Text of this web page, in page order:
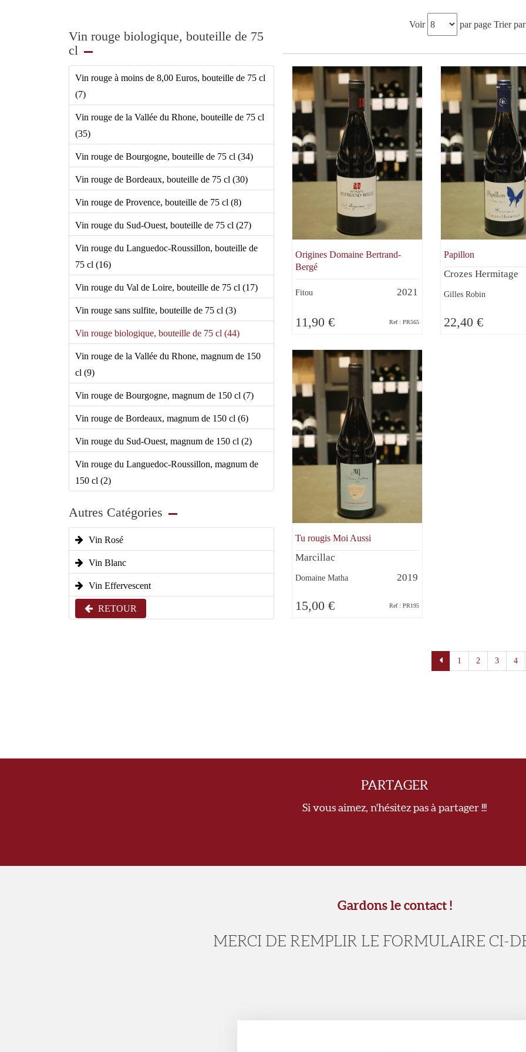
Vin rouge biologique, bouteille de 75
cl
Vin rouge à moins de 8,00 Euros, bouteille de 75 cl
(7)
Vin rouge de la Vallée du Rhone, bouteille de 75 cl
(35)
Vin rouge de Bourgogne, bouteille de 75 cl (34)
Vin rouge de Bordeaux, bouteille de 75 cl (30)
Vin rouge de Provence, bouteille de 75 cl (8)
Vin rouge du Sud-Ouest, bouteille de 75 cl (27)
Vin rouge du Languedoc-Roussillon, bouteille de
75 cl (16)
Vin rouge du Val de Loire, bouteille de 75 cl (17)
Vin rouge sans sulfite, bouteille de 75 cl (3)
Vin rouge biologique, bouteille de 75 cl (44)
Vin rouge de la Vallée du Rhone, magnum de 150
cl (9)
Vin rouge de Bourgogne, magnum de 150 cl (7)
Vin rouge de Bordeaux, magnum de 150 cl (6)
Vin rouge du Sud-Ouest, magnum de 150 cl (2)
Vin rouge du Languedoc-Roussillon, magnum de
150 cl (2)
Autres Catégories
Vin Rosé
Vin Blanc
Vin Effervescent
RETOUR
Voir par page Trier par
Origines Domaine Bertrand-
Bergé
Fitou 2021
11,90 € Ref : PR565
Papillon
Crozes Hermitage
Gilles Robin
22,40 €
Tu rougis Moi Aussi
Marcillac
Domaine Matha 2019
15,00 € Ref : PR195
1 2 3 4
PARTAGER
Si vous aimez, n'hésitez pas à partager !!!
Gardons le contact !
MERCI DE REMPLIR LE FORMULAIRE CI-